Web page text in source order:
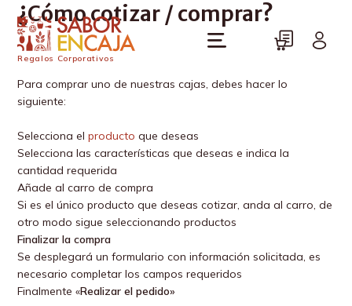
Regalos Corporativos
¿Cómo cotizar / comprar?
Para comprar uno de nuestras cajas, debes hacer lo
siguiente:
Selecciona elproducto que deseas
Selecciona las características que deseas e indica la
cantidad requerida
Añade al carro de compra
Si es el único producto que deseas cotizar, anda al carro, de
otro modo sigue seleccionando productos
Finalizar la compra
Se desplegará un formulario con información solicitada, es
necesario completar los campos requeridos
Finalmente «Realizar el pedido»